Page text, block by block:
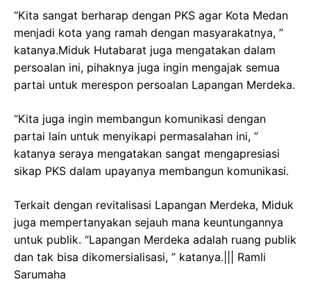
“Kita sangat berharap dengan PKS agar Kota Medan
menjadi kota yang ramah dengan masyarakatnya, ”
katanya.Miduk Hutabarat juga mengatakan dalam
persoalan ini, pihaknya juga ingin mengajak semua
partai untuk merespon persoalan Lapangan Merdeka.
“Kita juga ingin membangun komunikasi dengan
partai lain untuk menyikapi permasalahan ini, ”
katanya seraya mengatakan sangat mengapresiasi
sikap PKS dalam upayanya membangun komunikasi.
Terkait dengan revitalisasi Lapangan Merdeka, Miduk
juga mempertanyakan sejauh mana keuntungannya
untuk publik. “Lapangan Merdeka adalah ruang publik
dan tak bisa dikomersialisasi, ” katanya.||| Ramli
Sarumaha